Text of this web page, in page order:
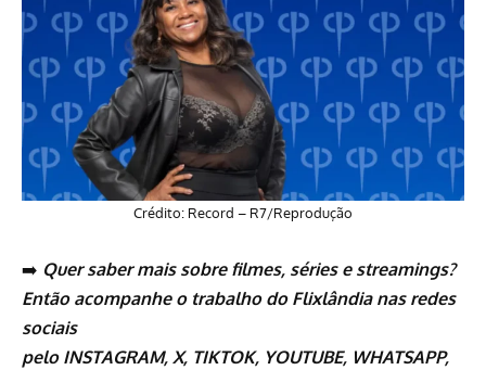
Crédito: Record – R7/Reprodução
➡️ Quer saber mais sobre filmes, sériese streamings?
Então acompanhe o trabalho do Flixlândianas redes
sociais
pelo INSTAGRAM, X, TIKTOK, YOUTUBE, WHATSAPP,